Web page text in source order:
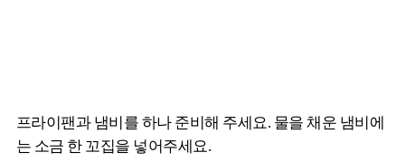
프라이팬과 냄비를 하나 준비해 주세요. 물을 채운 냄비에
는 소금 한 꼬집을 넣어주세요.